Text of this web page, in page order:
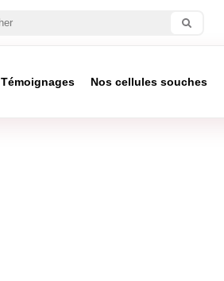
Témoignages Nos cellules souches